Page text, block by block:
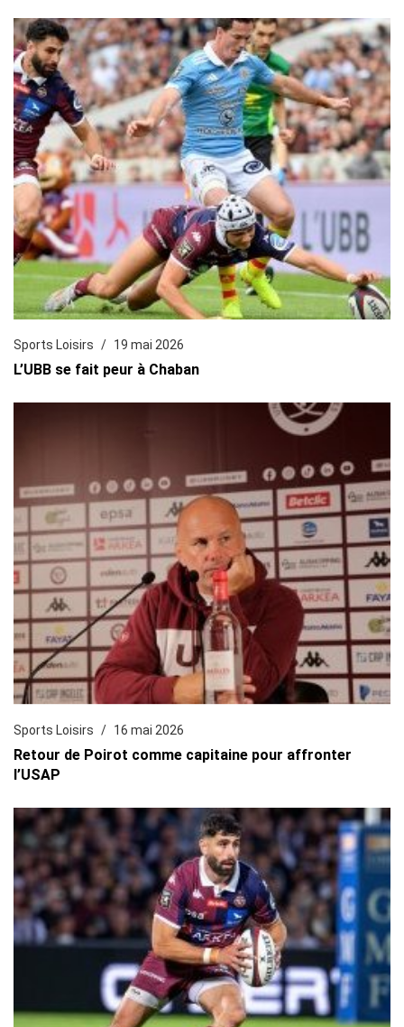
Sports Loisirs 19 mai 2026
L’UBB se fait peur à Chaban
Sports Loisirs 16 mai 2026
Retour de Poirot comme capitaine pour affronter
l’USAP